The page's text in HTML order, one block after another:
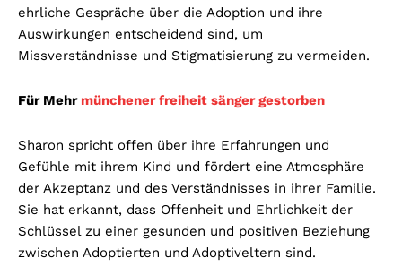
ehrliche Gespräche über die Adoption und ihre
Auswirkungen entscheidend sind, um
Missverständnisse und Stigmatisierung zu vermeiden.
Für Mehr münchener freiheit sänger gestorben
Sharon spricht offen über ihre Erfahrungen und
Gefühle mit ihrem Kind und fördert eine Atmosphäre
der Akzeptanz und des Verständnisses in ihrer Familie.
Sie hat erkannt, dass Offenheit und Ehrlichkeit der
Schlüssel zu einer gesunden und positiven Beziehung
zwischen Adoptierten und Adoptiveltern sind.